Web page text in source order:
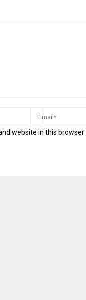
website in this